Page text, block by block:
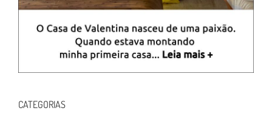
CATEGORIAS